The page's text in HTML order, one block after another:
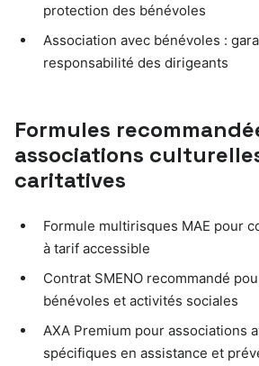
protection des bénévoles
Association avec bénévoles :
responsabilité des dirigeants
Formules
associations
caritatives
Formule multirisques MAE pour
à tarif accessible
Contrat SMENO recommandé
bénévoles et activités sociales
AXA Premium pour associations
spécifiques en assistance et